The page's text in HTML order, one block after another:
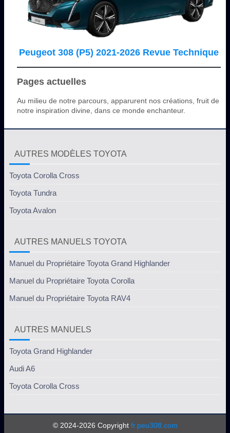
Peugeot 308 (P5) 2021-2026 Revue Technique
Pages actuelles
Au milieu de notre parcours, apparurent nos créations, fruit de
notre inspiration divine, dans ce monde enchanteur.
AUTRES MODÈLES TOYOTA
Toyota Corolla Cross
Toyota Tundra
Toyota Avalon
AUTRES MANUELS TOYOTA
Manuel du Propriétaire Toyota Grand Highlander
Manuel du Propriétaire Toyota Corolla
Manuel du Propriétaire Toyota RAV4
AUTRES MANUELS
Toyota Grand Highlander
Audi A6
Toyota Corolla Cross
© 2024-2026 Copyright fr.peu308.com